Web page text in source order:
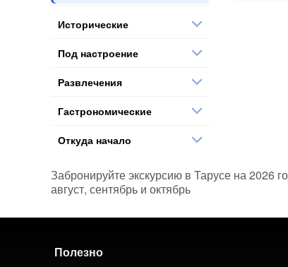
Исторические
Под настроение
Развлечения
Гастрономические
Откуда начало
Забронируйте экскурсию в Тарусе на 2026
август, сентябрь и октябрь
Полезно